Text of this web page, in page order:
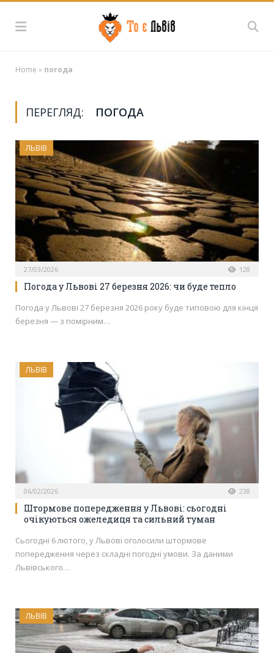
Home » погода
ПЕРЕГЛЯД: ПОГОДА
ЛЬВІВ
27/03/2026 128
Погода у Львові 27 березня 2026: чи буде тепло
Погода у Львові 27 березня 2026 року буде типовою для кінця
березня — з помірним…
ЛЬВІВ
06/02/2026 238
Штормове попередження у Львові: сьогодні
очікуються ожеледиця та сильний туман
Сьогодні 6 лютого, у Львові оголосили штормове
попередження через складні погодні умови. За даними
Львівського…
ЛЬВІВ